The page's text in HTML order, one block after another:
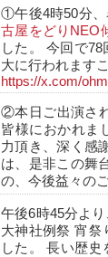
①午後4時50分
古屋をどりNEO
した。 今回で
大に行われます
https://x.com/
②本日ご出演さ
皆様におかれま
力頂き、深く感
は、是非この舞
の、今後益々の
午後6時45分よ
大神社例祭 宵祭
した。 長い歴